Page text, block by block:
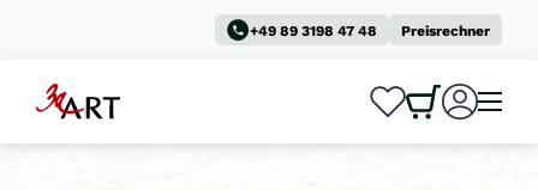
+49 89 3198 47 48 Preisrechner
0